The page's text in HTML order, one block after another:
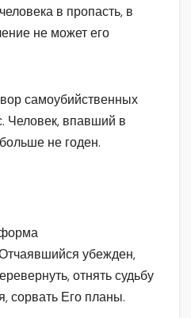
в пропасть, в
не может его
самоубийственных
Человек, впавший в
не годен.
убежден,
отнять судьбу
сорвать Его планы.